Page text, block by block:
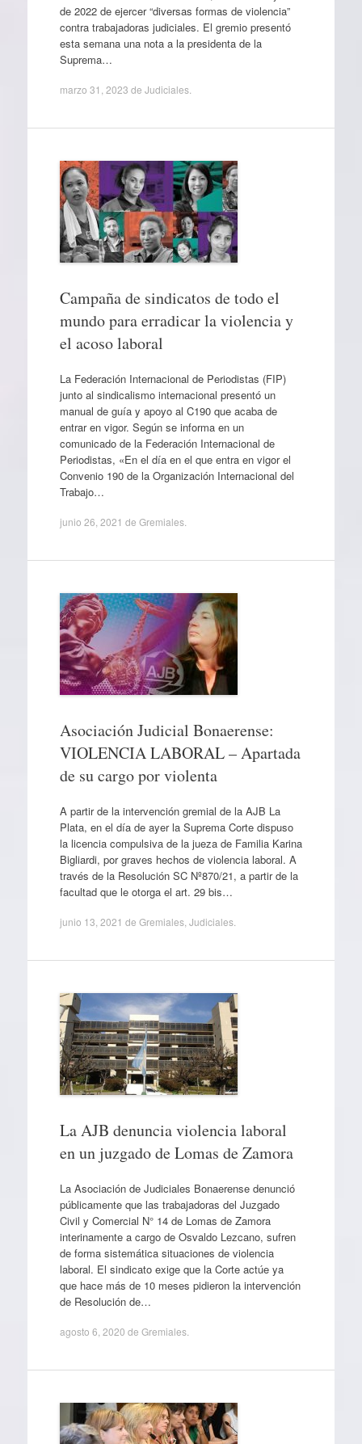
de 2022 de ejercer “diversas formas de violencia”
contra trabajadoras judiciales. El gremio presentó
esta semana una nota a la presidenta de la
Suprema…
marzo 31, 2023 de Judiciales.
Campaña de sindicatos de todo el
mundo para erradicar la violencia y
el acoso laboral
La Federación Internacional de Periodistas (FIP)
junto al sindicalismo internacional presentó un
manual de guía y apoyo al C190 que acaba de
entrar en vigor. Según se informa en un
comunicado de la Federación Internacional de
Periodistas, «En el día en el que entra en vigor el
Convenio 190 de la Organización Internacional del
Trabajo…
junio 26, 2021 de Gremiales.
Asociación Judicial Bonaerense:
VIOLENCIA LABORAL – Apartada
de su cargo por violenta
A partir de la intervención gremial de la AJB La
Plata, en el día de ayer la Suprema Corte dispuso
la licencia compulsiva de la jueza de Familia Karina
Bigliardi, por graves hechos de violencia laboral. A
través de la Resolución SC Nº870/21, a partir de la
facultad que le otorga el art. 29 bis…
junio 13, 2021 de Gremiales, Judiciales.
La AJB denuncia violencia laboral
en un juzgado de Lomas de Zamora
La Asociación de Judiciales Bonaerense denunció
públicamente que las trabajadoras del Juzgado
Civil y Comercial N° 14 de Lomas de Zamora
interinamente a cargo de Osvaldo Lezcano, sufren
de forma sistemática situaciones de violencia
laboral. El sindicato exige que la Corte actúe ya
que hace más de 10 meses pidieron la intervención
de Resolución de…
agosto 6, 2020 de Gremiales.